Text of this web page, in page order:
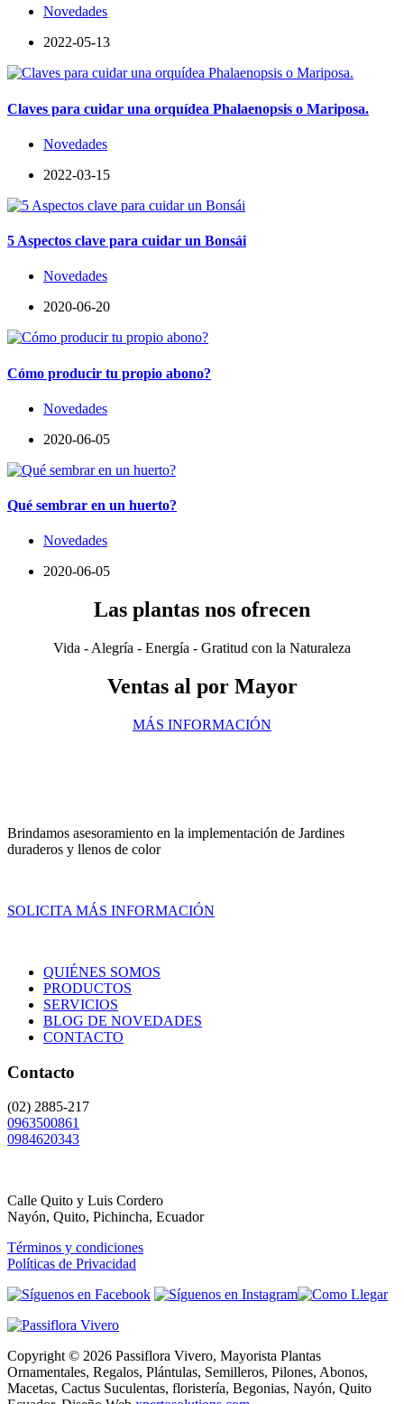
Novedades
2022-05-13
Claves para cuidar una orquídea Phalaenopsis o Mariposa.
Novedades
2022-03-15
5 Aspectos clave para cuidar un Bonsái
Novedades
2020-06-20
Cómo producir tu propio abono?
Novedades
2020-06-05
Qué sembrar en un huerto?
Novedades
2020-06-05
Las plantas nos ofrecen
Vida - Alegría - Energía - Gratitud con la Naturaleza
Ventas al por Mayor
MÁS INFORMACIÓN
Brindamos asesoramiento en la implementación de Jardines
duraderos y llenos de color
SOLICITA MÁS INFORMACIÓN
QUIÉNES SOMOS
PRODUCTOS
SERVICIOS
BLOG DE NOVEDADES
CONTACTO
Contacto
(02) 2885-217
0963500861
0984620343
Calle Quito y Luis Cordero
Nayón, Quito, Pichincha, Ecuador
Términos y condiciones
Políticas de Privacidad
Copyright © 2026 Passiflora Vivero, Mayorista Plantas
Ornamentales, Regalos, Plántulas, Semilleros, Pilones, Abonos,
Macetas, Cactus Suculentas, floristería, Begonias, Nayón, Quito